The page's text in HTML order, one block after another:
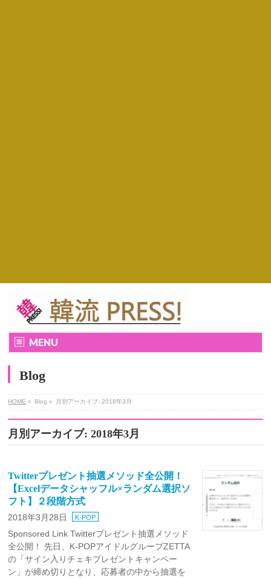
MENU
Blog
HOME » Blog » 月別アーカイブ: 2018年3月
月別アーカイブ: 2018年3月
Twitterプレゼント抽選メソッド全公開！
【Excelデータシャッフル×ランダム選択ソ
フト】２段階方式
2018年3月28日 K-POP
Sponsored Link Twitterプレゼント抽選メソッド
全公開！ 先日、K-POPアイドルグループZETTA
の「サイン入りチェキプレゼントキャンペー
ン」が締め切りとなり、応募者の中から抽選を